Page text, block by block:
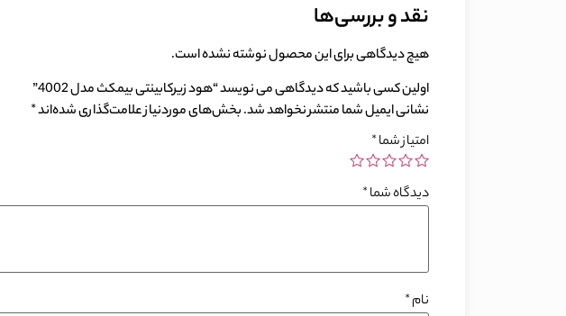
نقد و بررسی‌ها
هیچ دیدگاهی برای این محصول نوشته نشده است.
اولین کسی باشید که دیدگاهی می نویسد “هود زیرکابینتی بیمکث مدل 4002”
نشانی ایمیل شما منتشر نخواهد شد.بخش‌های موردنیاز علامت‌گذاری شده‌اند*
امتیاز شما*
دیدگاه شما*
نام*